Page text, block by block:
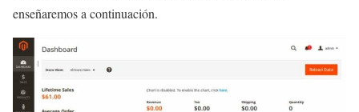
enseñaremos a continuación.